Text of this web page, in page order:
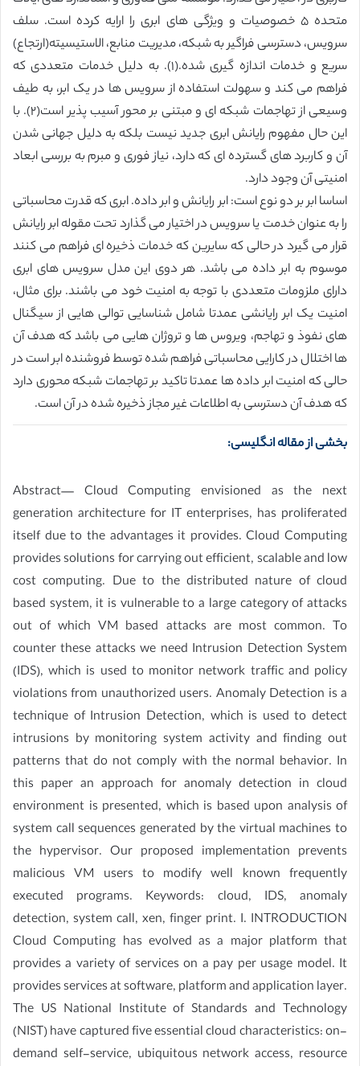
متحده ۵ خصوصیات و ویژگی های ابری را ارایه کرده است. سلف
سرویس، دسترسی فراگیر به شبکه، مدیریت منابع، الاستیسیته(ارتجاع)
سریع و خدمات اندازه گیری شده.(۱). به دلیل خدمات متعددی که
فراهم می کند و سهولت استفاده از سرویس ها در یک ابر، به طیف
وسیعی از تهاجمات شبکه ای و مبتنی بر محور آسیب پذیر است(۲). با
این حال مفهوم رایانش ابری جدید نیست بلکه به دلیل جهانی شدن
آن و کاربرد های گسترده ای که دارد، نیاز فوری و مبرم به بررسی ابعاد
امنیتی آن وجود دارد.
اساسا ابر بر دو نوع است: ابر رایانش و ابر داده. ابری که قدرت محاسباتی
را به عنوان خدمت یا سرویس در اختیار می گذارد تحت مقوله ابر رایانش
قرار می گیرد در حالی که سایرین که خدمات ذخیره ای فراهم می کنند
موسوم به ابر داده می باشد. هر دوی این مدل سرویس های ابری
دارای ملزومات متعددی با توجه به امنیت خود می باشند. برای مثال،
امنیت یک ابر رایانشی عمدتا شامل شناسایی توالی هایی از سیگنال
های نفوذ و تهاجم، ویروس ها و تروژان هایی می باشد که هدف آن
ها اختلال در کارایی محاسباتی فراهم شده توسط فروشنده ابر است در
حالی که امنیت ابر داده ها عمدتا تاکید بر تهاجمات شبکه محوری دارد
که هدف آن دسترسی به اطلاعات غیر مجاز ذخیره شده در آن است.
بخشی از مقاله انگلیسی:
Abstract— Cloud Computing envisioned as the next
generation architecture for IT enterprises, has proliferated
itself due to the advantages it provides. Cloud Computing
provides solutions for carrying out efficient, scalable and low
cost computing. Due to the distributed nature of cloud
based system, it is vulnerable to a large category of attacks
out of which VM based attacks are most common. To
counter these attacks we need Intrusion Detection System
(IDS), which is used to monitor network traffic and policy
violations from unauthorized users. Anomaly Detection is a
technique of Intrusion Detection, which is used to detect
intrusions by monitoring system activity and finding out
patterns that do not comply with the normal behavior. In
this paper an approach for anomaly detection in cloud
environment is presented, which is based upon analysis of
system call sequences generated by the virtual machines to
the hypervisor. Our proposed implementation prevents
malicious VM users to modify well known frequently
executed programs. Keywords: cloud, IDS, anomaly
detection, system call, xen, finger print. I. INTRODUCTION
Cloud Computing has evolved as a major platform that
provides a variety of services on a pay per usage model. It
provides services at software, platform and application layer.
The US National Institute of Standards and Technology
(NIST) have captured five essential cloud characteristics: on-
demand self-service, ubiquitous network access, resource